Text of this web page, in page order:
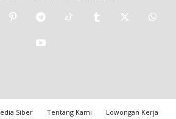
Siber Tentang Kami
Lowongan Kerja